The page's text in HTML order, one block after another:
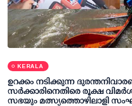
KERALA
ഉറക്കം നടിക്കുന്ന
സര്‍ക്കാരിനെതിരെ രൂക്ഷ
സഭയും മത്സ്യത്തൊഴിലാളി